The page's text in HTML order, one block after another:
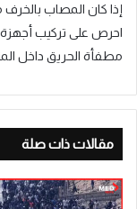
إذا كان المصاب بالخرف
احرص على تركيب أجهزة
مطفأة الحريق داخل
مقالات ذات صلة